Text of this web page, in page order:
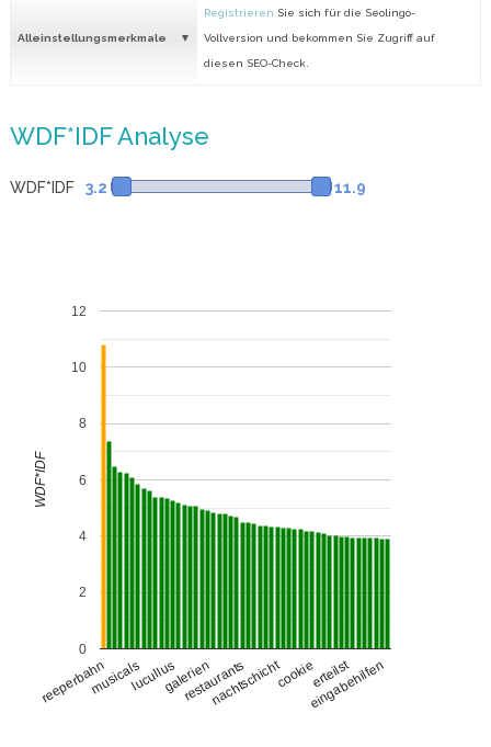
Alleinstellungsmerkmale
Registrieren Sie sich für die Seolingo-
Vollversion und bekommen Sie Zugriff auf
diesen SEO-Check.
WDF*IDF Analyse
WDF*IDF 3.2 11.9
reeperbahnmusicalslucullusgalerien
restaurants
nachtschichtcookieerteilst
eingabehilfen
0
2
4
6
8
10
12
WDF*IDF